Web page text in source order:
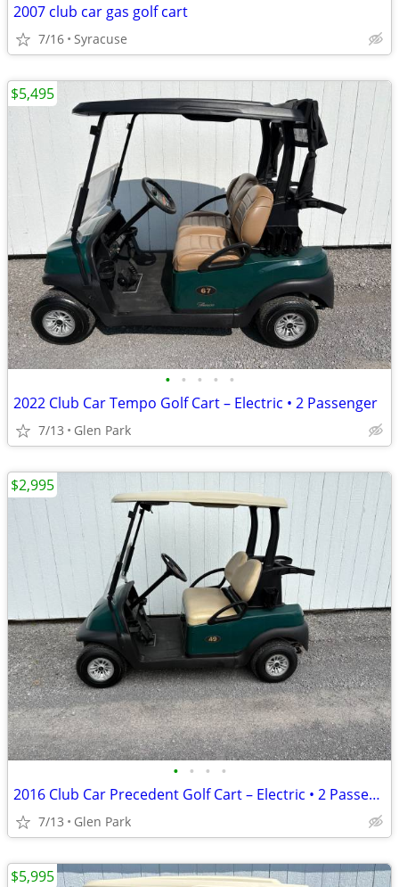
2007 club car gas golf cart
7/16 Syracuse
• • • • •
2022 Club Car Tempo Golf Cart – Electric • 2 Passenger
7/13 Glen Park
$5,495
• • • •
2016 Club Car Precedent Golf Cart – Electric • 2 Passenger
7/13 Glen Park
$2,995
$5,995